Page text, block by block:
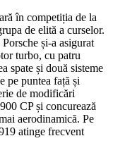
în competiția de la
de elită a curselor.
și-a asigurat
turbo, cu patru
spate și două sisteme
pe puntea față și
de modificări
CP și concurează
aerodinamică. Pe
atinge frecvent